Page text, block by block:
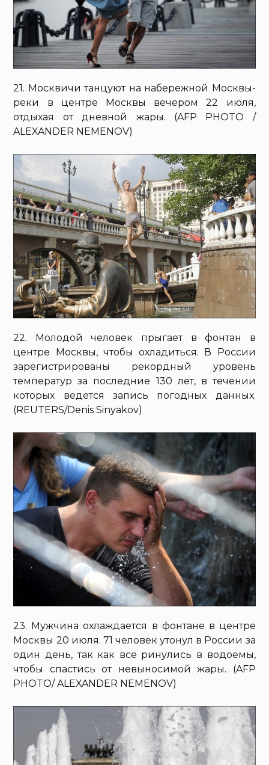
21. Москвичи танцуют на набережной Москвы-
реки в центре Москвы вечером 22 июля,
отдыхая от дневной жары. (AFP PHOTO /
ALEXANDER NEMENOV)
22. Молодой человек прыгает в фонтан в
центре Москвы, чтобы охладиться. В России
зарегистрированы рекордный уровень
температур за последние 130 лет, в течении
которых ведется запись погодных данных.
(REUTERS/Denis Sinyakov)
23. Мужчина охлаждается в фонтане в центре
Москвы 20 июля. 71 человек утонул в России за
один день, так как все ринулись в водоемы,
чтобы спастись от невыносимой жары. (AFP
PHOTO/ ALEXANDER NEMENOV)